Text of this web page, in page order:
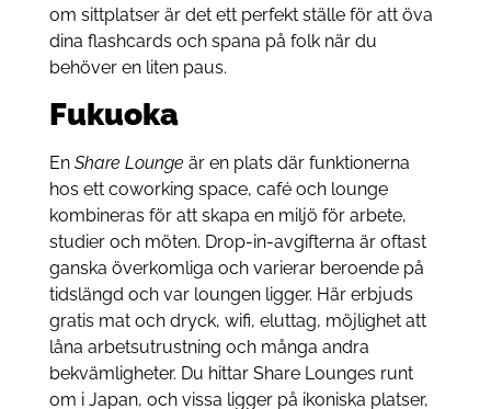
om sittplatser är det ett perfekt ställe för att öva
dina flashcards och spana på folk när du
behöver en liten paus.
Fukuoka
En Share Lounge är en plats där funktionerna
hos ett coworking space, café och lounge
kombineras för att skapa en miljö för arbete,
studier och möten. Drop-in-avgifterna är oftast
ganska överkomliga och varierar beroende på
tidslängd och var loungen ligger. Här erbjuds
gratis mat och dryck, wifi, eluttag, möjlighet att
låna arbetsutrustning och många andra
bekvämligheter. Du hittar Share Lounges runt
om i Japan, och vissa ligger på ikoniska platser,